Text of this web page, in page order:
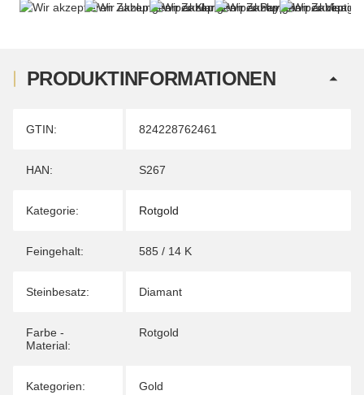
PRODUKTINFORMATIONEN
Produkteigenschaft
Wert
GTIN: 824228762461
HAN: S267
Kategorie: Rotgold
Feingehalt: 585 / 14 K
Steinbesatz: Diamant
Farbe -
Material:
Rotgold
Kategorien: Gold